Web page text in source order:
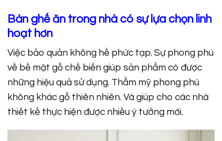
Bàn ghế ăn trong nhà có sự lựa chọn linh
hoạt hơn
Việc bảo quản không hề phức tạp. Sự phong phú
về bề mặt gỗ chế biến giúp sản phẩm có được
những hiệu quả sử dụng. Thẩm mỹ phong phú
không khác gỗ thiên nhiên. Và giúp cho các nhà
thiết kế thực hiện được nhiều ý tưởng mới.